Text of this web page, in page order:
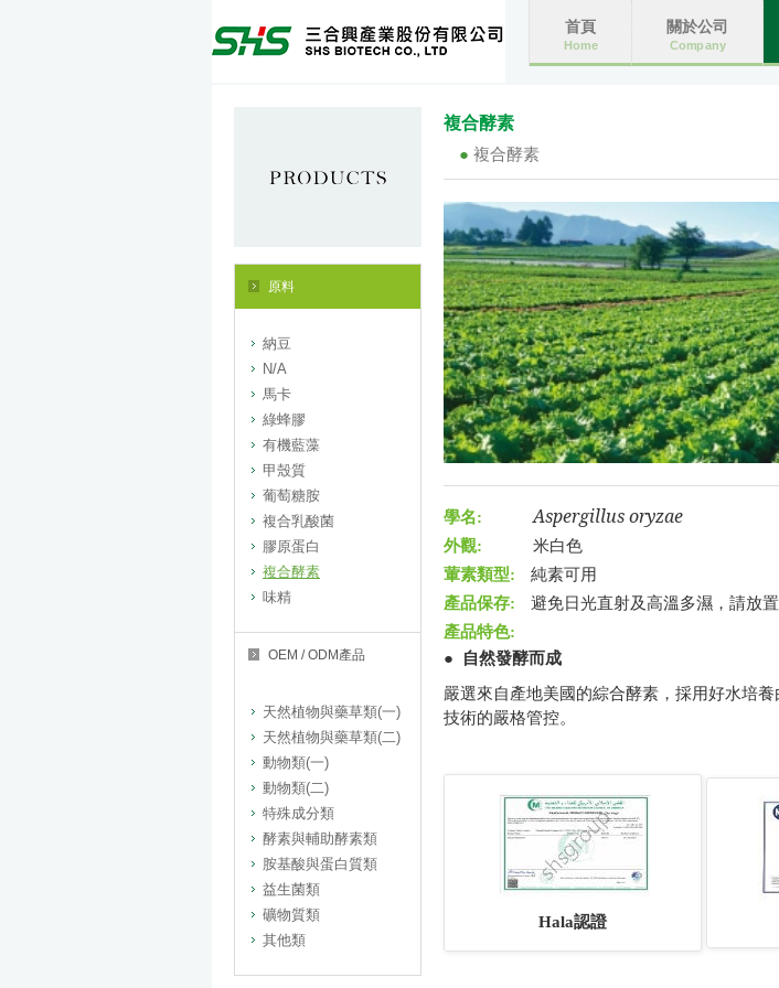
首頁
Home
關於公司
Company
原料
納豆
N/A
馬卡
綠蜂膠
有機藍藻
甲殼質
葡萄糖胺
複合乳酸菌
膠原蛋白
複合酵素
味精
OEM / ODM產品
天然植物與藥草類(一)
天然植物與藥草類(二)
動物類(一)
動物類(二)
特殊成分類
酵素與輔助酵素類
胺基酸與蛋白質類
益生菌類
礦物質類
其他類
複合酵素
複合酵素
學名: Aspergillus oryzae
外觀:
米白色
葷素類型:
純素可用
產品保存:
避免日光直射及高溫多濕，請放
產品特色:
●
自然發酵而成
嚴選來自產地美國的綜合酵素，採用好水培養
技術的嚴格管控。
Hala認證